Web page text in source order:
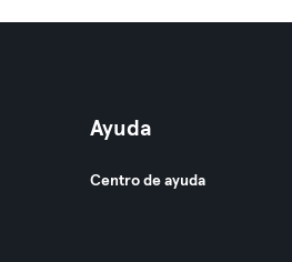
Ayuda
Centro de ayuda